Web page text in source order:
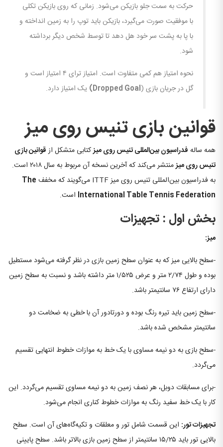
حرکت به سمت جلو بازیکن می‌شود. زمانی که روی بازیکن تکلی
با موفقیت صورت می‌گیرد، بازیکن باید توپ را به زمین انداخته و
با پا به پشت سر خود هل دهد تا توسط شخص دیگر برداشته
شود.
نحوه امتیاز هم کمی متفاوت است. امتیاز ترای ۴ امتیاز است و
گل در جریان بازی (Dropped Goal) یک امتیاز دارد.
قوانین بازی تنیس روی میز
همه ساله فدراسیون بین‌المللی تنیس روی میزکتابی متشکل ازقوانین بازی
تنیس روی میز
منتشر می‌کند که آخرین نسخه آن مربوط به سال ۲۰۱۸ است.
به فدراسیون بین‌المللی تنیس روی میز ITTF می‌گویند که مخفف
The
International Table Tennis Federation است.
بخش اول : تجهیزات
میز:
-سطح بالایی میز که به عنوان سطح زمین بازی در نظر گرفته می‌شود مستطیل
بوده و طول ۲/۷۴ متر و عرض ۱/۵۲۵ متر داشته باشد و نسبت به سطح زمین
دارای ارتفاع ۷۶ سانتیمتر باشد.
-سطح زمین باید تیره رنگ بوده و دورتادور آن با خطی به ضخامت دو
سانتیمتر مشخص شده باشد.
-سطح بازی به دو نیمه مساوی با یک خط به موازات خطوط انتهایی تقسیم
می‌گردد.
-برای مسابقات دوبل، هر نصف زمین به دو نیمه مساوی تقسیم می‌گردد. این
کار با یک خط سفید رنگ به موازات خطوط کناری انجام می‌شود.
تجهیزات تور: این قسمت شامل تور و معلقات و تکیه‌گاه‌های آن است. سطح
بالایی تور باید ۱۵/۲۵ سانتیمتر از سطح زمین بازی بالاتر باشد. سطح پایینی